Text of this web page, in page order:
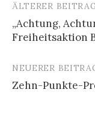
Beitrags-
Navigation
ÄLTERER
„Achtung,
Freiheitsaktion
NEUERER
Zehn-Punkte-